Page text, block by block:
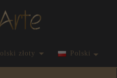
currency_h
polski złoty Polski